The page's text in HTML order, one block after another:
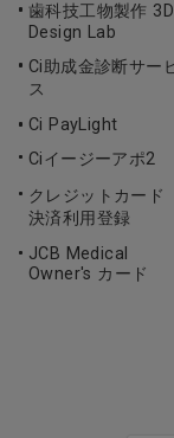
歯科技工物製作 3D
Design Lab
Ci助成金診断サー
ス
Ci PayLight
Ciイージーアポ2
クレジットカード
決済利用登録
JCB Medical
Owner's カード